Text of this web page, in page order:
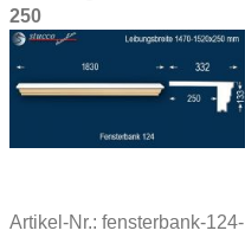
250
Artikel-Nr.: fensterbank-124-